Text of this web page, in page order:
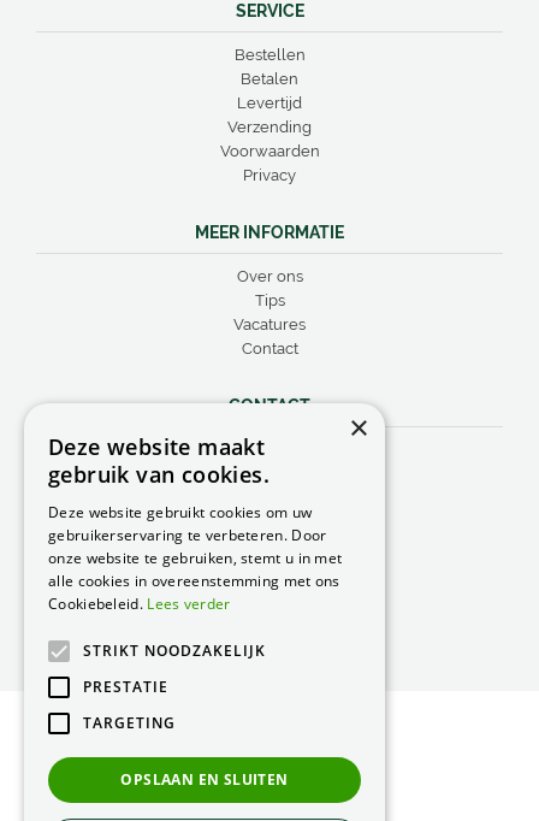
SERVICE
Bestellen
Betalen
Levertijd
Verzending
Voorwaarden
Privacy
MEER INFORMATIE
Over ons
Tips
Vacatures
Contact
CONTACT
Peacock Garden Supports
Industrieweg 22
Nederland
0499 57 40 80
F. 0499 57 40 84
E.peacock@peacock.nl
Privacy Statement
Green Solutions
×
Deze website maakt
gebruik van cookies.
Deze website gebruikt cookies om uw
gebruikerservaring te verbeteren. Door
onze website te gebruiken, stemt u in met
alle cookies in overeenstemming met ons
Cookiebeleid. Lees verder
STRIKT NOODZAKELIJK
PRESTATIE
TARGETING
OPSLAAN EN SLUITEN